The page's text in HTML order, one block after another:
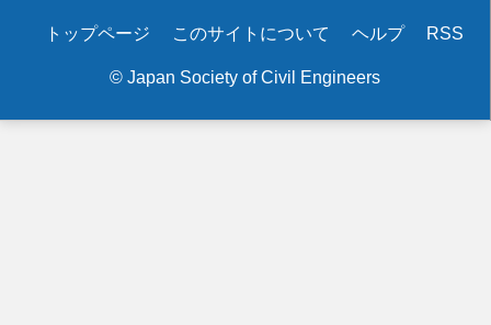
セ
Secondary
トップページ このサイトについて ヘルプ RSS
© Japan Society of Civil Engineers